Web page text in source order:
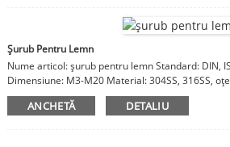
Șurub Pentru Lemn
Nume articol: șurub pentru lemn Standard: DIN,
Dimensiune: M3-M20 Material: 304SS, 316SS,
ANCHETĂ DETALIU